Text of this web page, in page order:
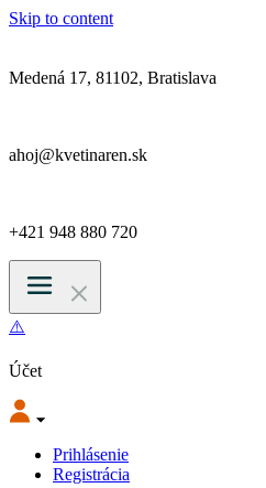
Skip to content
Medená 17, 81102, Bratislava
ahoj@kvetinaren.sk
+421 948 880 720
Účet
Prihlásenie
Registrácia